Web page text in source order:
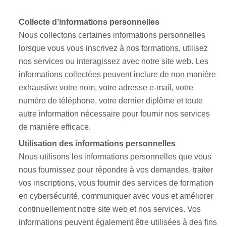
Collecte d’informations personnelles
Nous collectons certaines informations personnelles
lorsque vous vous inscrivez à nos formations, utilisez
nos services ou interagissez avec notre site web. Les
informations collectées peuvent inclure de non manière
exhaustive votre nom, votre adresse e-mail, votre
numéro de téléphone, votre dernier diplôme et toute
autre information nécessaire pour fournir nos services
de manière efficace.
Utilisation des informations personnelles
Nous utilisons les informations personnelles que vous
nous fournissez pour répondre à vos demandes, traiter
vos inscriptions, vous fournir des services de formation
en cybersécurité, communiquer avec vous et améliorer
continuellement notre site web et nos services. Vos
informations peuvent également être utilisées à des fins